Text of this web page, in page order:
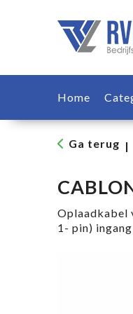
Home
Ga terug |
Oplaadkabel
1- pin)